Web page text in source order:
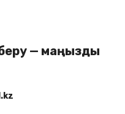
— маңызды